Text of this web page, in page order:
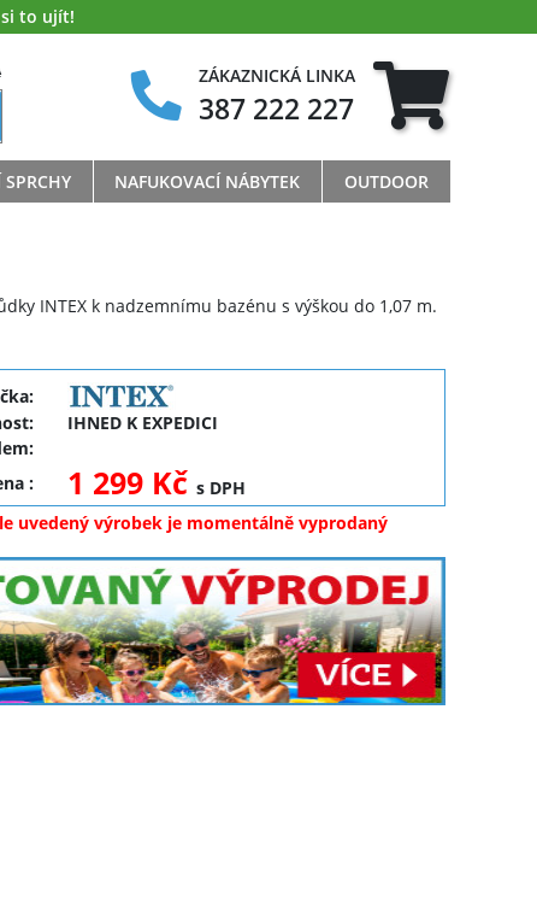
to ujít!
ZÁKAZNICKÁ LINKA
387 222 227
NAFUKOVACÍ NÁBYTEK OUTDOOR
INTEX k nadzemnímu bazénu s výškou do 1,07 m.
IHNED K EXPEDICI
: 1 299 Kčs DPH
uvedený výrobek je momentálně vyprodaný